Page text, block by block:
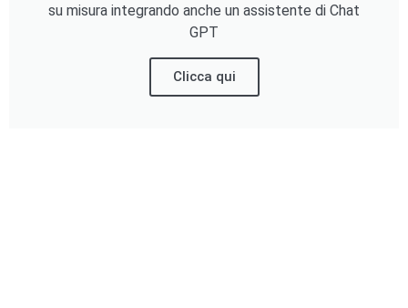
su misura integrando anche un assistente di Chat
GPT
Clicca qui